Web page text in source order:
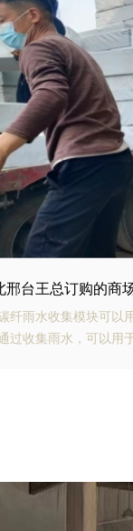
青岛李经理订购的
态多孔纤维棉具有高
方便等优势。模块的